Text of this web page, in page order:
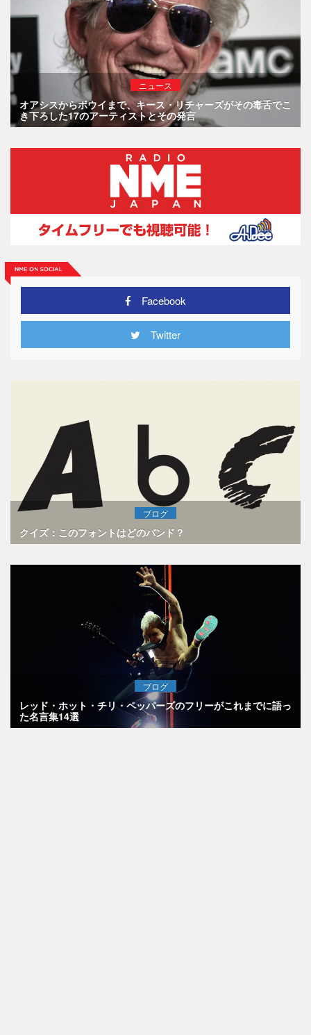
ニュース
オアシスからボウイまで、キース・リチャーズがその毒舌でこ
き下ろした17のアーティストとその発言
Facebook
Twitter
ブログ
クイズ：このフォントはどのバンド？
ブログ
レッド・ホット・チリ・ペッパーズのフリーがこれまでに語っ
た名言集14選